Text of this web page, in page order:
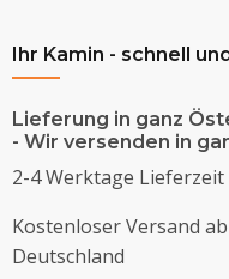
Ihr Kamin - schnell
Lieferung in ganz
- Wir versenden in
2-4 Werktage
Kostenloser Versand
Deutschland